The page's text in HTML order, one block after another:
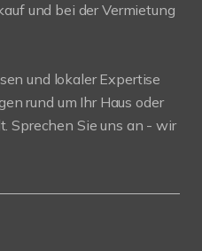
und bei der Vermietung
und lokaler Expertise
rund um Ihr Haus oder
Sprechen Sie uns an - wir